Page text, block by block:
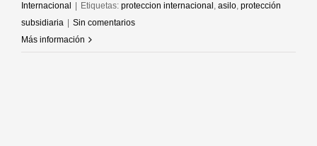
Internacional
Etiquetas: proteccion internacional , asilo, protección
subsidiaria
Sin comentarios
Más información